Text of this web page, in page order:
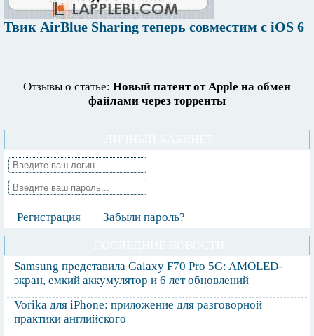
Твик AirBlue Sharing теперь совместим с iOS 6
Отзывы о статье: Новый патент от Apple на обмен
файлами через торренты
Регистрация Забыли пароль?
Samsung представила Galaxy F70 Pro 5G: AMOLED-
экран, емкий аккумулятор и 6 лет обновлений
Vorika для iPhone: приложение для разговорной
практики английского